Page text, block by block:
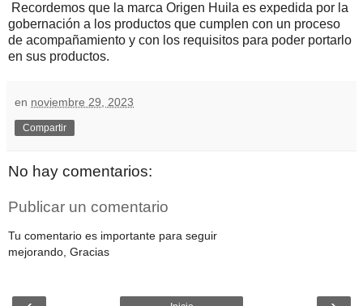
Recordemos que la marca Origen Huila es expedida por la
gobernación a los productos que cumplen con un proceso
de acompañamiento y con los requisitos para poder portarlo
en sus productos.
en noviembre 29, 2023
Compartir
No hay comentarios:
Publicar un comentario
Tu comentario es importante para seguir
mejorando, Gracias